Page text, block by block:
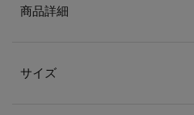
商品詳細
サイズ